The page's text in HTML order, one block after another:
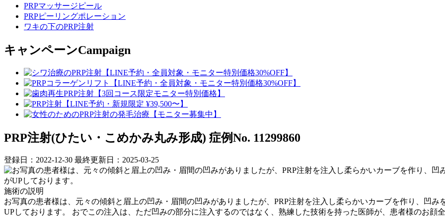
PRPマッサージピール
PRPピーリングポレーション
ワキの下のPRP注射
キャンペーンCampaign
PRP注射(ひたい・こめかみ丸み形成) 症例No. 11299860
登録日：2022-12-30 最終更新日：2025-03-25
施術の説明
お写真の患者様は、元々の傾斜と眉上の凹み・眉間の凹みがありましたが、PRP注射を注入し柔らかいカーブを作り、凹
UPしております。 おでこの注入は、ただ凹みの部分に注入するのではなく、熟練した技術を持った医師が、患者様のお顔